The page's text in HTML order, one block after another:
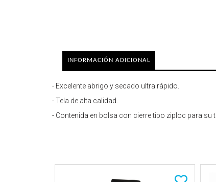
INFORMACIÓN ADICIONAL
- Excelente abrigo y secado ultra rápido.
- Tela de alta calidad.
- Contenida en bolsa con cierre tipo ziploc para